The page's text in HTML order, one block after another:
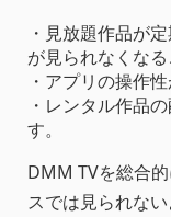
・見放題作品が
が見られなくなる
・アプリの操作
・レンタル作品
す。
DMM TVを総合
スでは見られな